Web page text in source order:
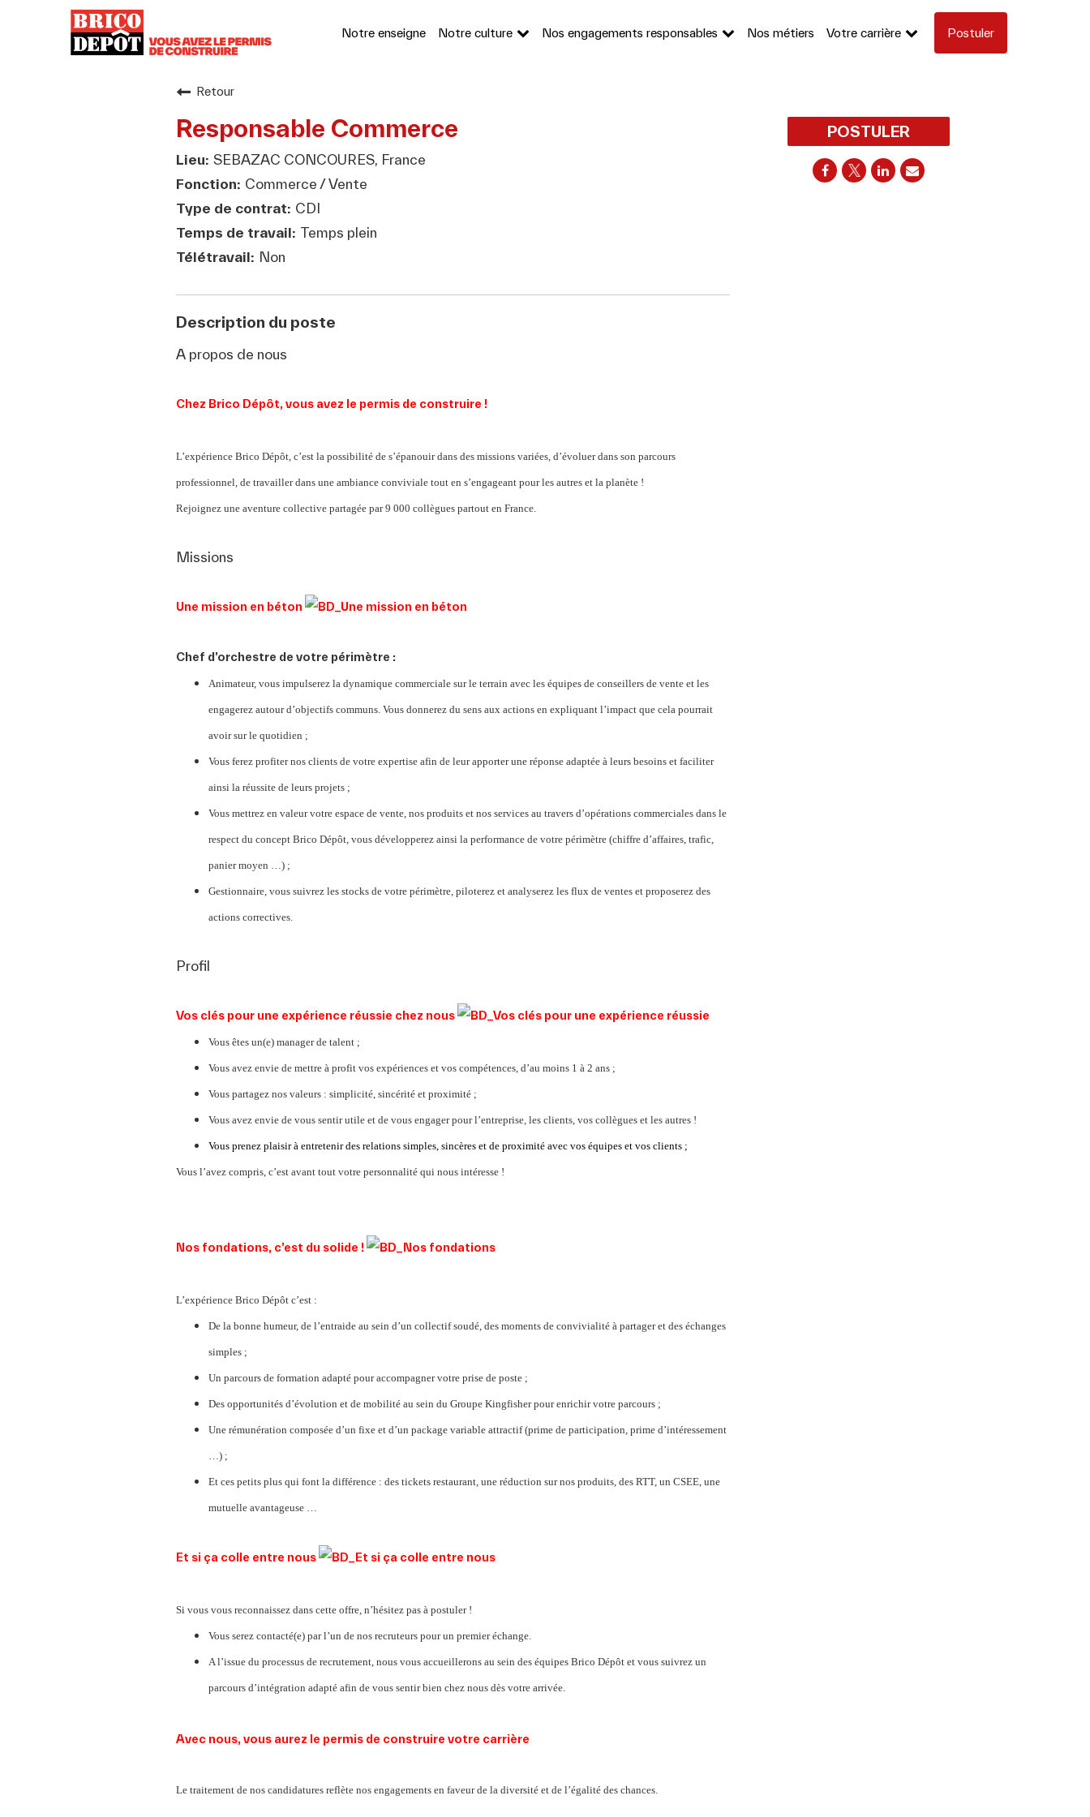
Notre enseigne Notre culture Nos engagements responsables Nos métiers Votre carrière Postuler
Retour
Responsable Commerce
SEBAZAC CONCOURES, France
Commerce / Vente
CDI
Temps plein
Non
Description du poste
A propos de nous
Chez Brico Dépôt, vous avez le permis de construire !
L’expérience Brico Dépôt, c’est la possibilité de s’épanouir dans des missions variées, d’évoluer dans son parcours
professionnel, de travailler dans une ambiance conviviale tout en s’engageant pour les autres et la planète !
Rejoignez une aventure collective partagée par 9 000 collègues partout en France.
Missions
Une mission en béton
Chef d’orchestre de votre périmètre :
Animateur, vous impulserez la dynamique commerciale sur le terrain avec les équipes de conseillers de vente et les
engagerez autour d’objectifs communs. Vous donnerez du sens aux actions en expliquant l’impact que cela pourrait
avoir sur le quotidien ;
Vous ferez profiter nos clients de votre expertise afin de leur apporter une réponse adaptée à leurs besoins et faciliter
ainsi la réussite de leurs projets ;
Vous mettrez en valeur votre espace de vente, nos produits et nos services au travers d’opérations commerciales dans le
respect du concept Brico Dépôt, vous développerez ainsi la performance de votre périmètre (chiffre d’affaires, trafic,
panier moyen …) ;
Gestionnaire, vous suivrez les stocks de votre périmètre, piloterez et analyserez les flux de ventes et proposerez des
actions correctives.
Profil
Vos clés pour une expérience réussie chez nous
Vous êtes un(e) manager de talent ;
Vous avez envie de mettre à profit vos expériences et vos compétences, d’au moins 1 à 2 ans ;
Vous partagez nos valeurs : simplicité, sincérité et proximité ;
Vous avez envie de vous sentir utile et de vous engager pour l’entreprise, les clients, vos collègues et les autres !
Vous prenez plaisir à entretenir des relations simples, sincères et de proximité avec vos équipes et vos clients ;
Vous l’avez compris, c’est avant tout votre personnalité qui nous intéresse !
Nos fondations, c’est du solide !
L’expérience Brico Dépôt c’est :
De la bonne humeur, de l’entraide au sein d’un collectif soudé, des moments de convivialité à partager et des échanges
simples ;
Un parcours de formation adapté pour accompagner votre prise de poste ;
Des opportunités d’évolution et de mobilité au sein du Groupe Kingfisher pour enrichir votre parcours ;
Une rémunération composée d’un fixe et d’un package variable attractif (prime de participation, prime d’intéressement
…) ;
Et ces petits plus qui font la différence : des tickets restaurant, une réduction sur nos produits, des RTT, un CSEE, une
mutuelle avantageuse …
Et si ça colle entre nous
Si vous vous reconnaissez dans cette offre, n’hésitez pas à postuler !
Vous serez contacté(e) par l’un de nos recruteurs pour un premier échange.
A l’issue du processus de recrutement, nous vous accueillerons au sein des équipes Brico Dépôt et vous suivrez un
parcours d’intégration adapté afin de vous sentir bien chez nous dès votre arrivée.
Avec nous, vous aurez le permis de construire️ votre carrière
Le traitement de nos candidatures reflète nos engagements en faveur de la diversité et de l’égalité des chances.
POSTULER